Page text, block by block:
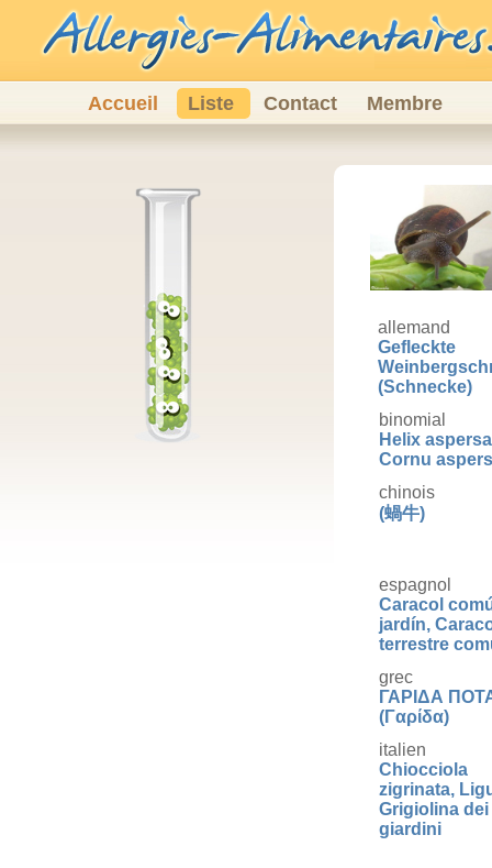
Accueil Liste Contact Membre
allemand
Gefleckte
(Schnecke)
binomial
Helix
Cornu
chinois
(蝸牛)
espagnol
Caracol
jardín,
terrestre
grec
ΓΑΡΙΔΑ
(Γαρίδα)
italien
Chiocciola
zigrinata,
Grigiolina dei
giardini